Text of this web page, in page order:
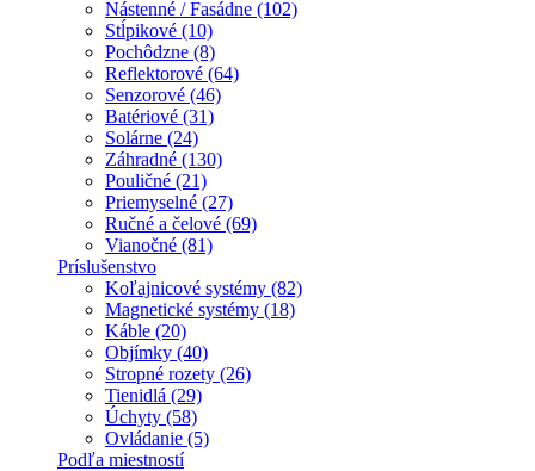
Nástenné / Fasádne (102)
Stĺpikové (10)
Pochôdzne (8)
Reflektorové (64)
Senzorové (46)
Batériové (31)
Solárne (24)
Záhradné (130)
Pouličné (21)
Priemyselné (27)
Ručné a čelové (69)
Vianočné (81)
Príslušenstvo
Koľajnicové systémy (82)
Magnetické systémy (18)
Káble (20)
Objímky (40)
Stropné rozety (26)
Tienidlá (29)
Úchyty (58)
Ovládanie (5)
Podľa miestností